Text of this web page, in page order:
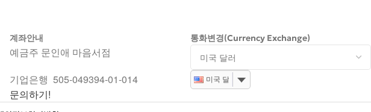
계좌안내
예금주 문인애 마음서점
기업은행 505-049394-01-014
문의하기!
통화변경(Currency Exchange)
미국 달러